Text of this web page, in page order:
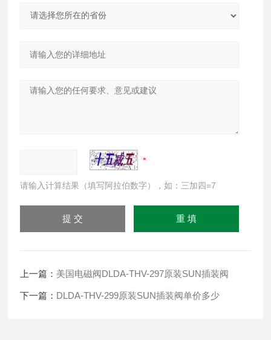
请输入计算结果（填写阿拉伯数字），如：三加四=7
上一篇： 美国电磁阀DLDA-THV-297原装SUN插装阀
下一篇： DLDA-THV-299原装SUN插装阀单价多少